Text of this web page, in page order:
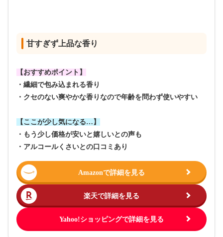
甘すぎず上品な香り
【おすすめポイント】
・繊細で包み込まれる香り
・クセのない爽やかな香りなので年齢を問わず使いやすい
【ここが少し気になる…】
・もう少し価格が安いと嬉しいとの声も
・アルコールくさいとの口コミあり
Amazonで詳細を見る
楽天で詳細を見る
Yahoo!ショッピングで詳細を見る